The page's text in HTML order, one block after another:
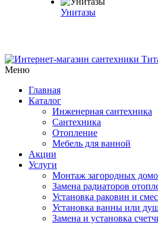
Унитазы
Меню
Главная
Каталог
Инженерная сантехника
Сантехника
Отопление
Мебель для ванной
Акции
Услуги
Монтаж загородных
Замена радиаторов
Установка раковин и
Установка ванны или
Замена и установка